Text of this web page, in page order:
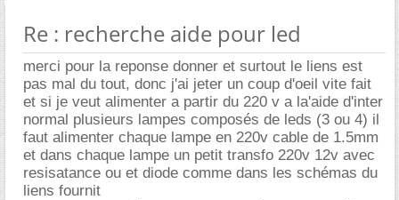
Re : recherche aide pour led
merci pour la reponse donner et surtout le liens est
pas mal du tout, donc j'ai jeter un coup d'oeil vite fait
et si je veut alimenter a partir du 220 v a la'aide d'inter
normal plusieurs lampes composés de leds (3 ou 4) il
faut alimenter chaque lampe en 220v cable de 1.5mm
et dans chaque lampe un petit transfo 220v 12v avec
resisatance ou et diode comme dans les schémas du
liens fournit